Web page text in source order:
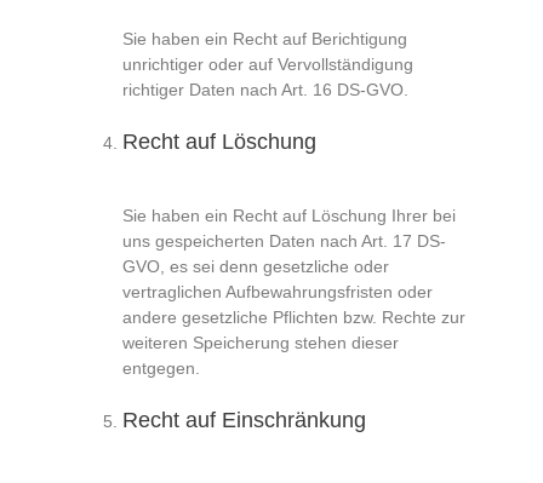
Sie haben ein Recht auf Berichtigung
unrichtiger oder auf Vervollständigung
richtiger Daten nach Art. 16 DS-GVO.
Recht auf Löschung
Sie haben ein Recht auf Löschung Ihrer bei
uns gespeicherten Daten nach Art. 17 DS-
GVO, es sei denn gesetzliche oder
vertraglichen Aufbewahrungsfristen oder
andere gesetzliche Pflichten bzw. Rechte zur
weiteren Speicherung stehen dieser
entgegen.
Recht auf Einschränkung